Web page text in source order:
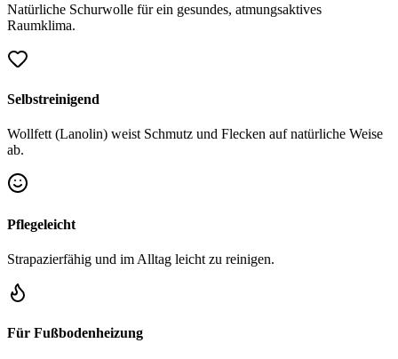
Natürliche Schurwolle für ein gesundes, atmungsaktives
Raumklima.
Selbstreinigend
Wollfett (Lanolin) weist Schmutz und Flecken auf natürliche Weise
ab.
Pflegeleicht
Strapazierfähig und im Alltag leicht zu reinigen.
Für Fußbodenheizung